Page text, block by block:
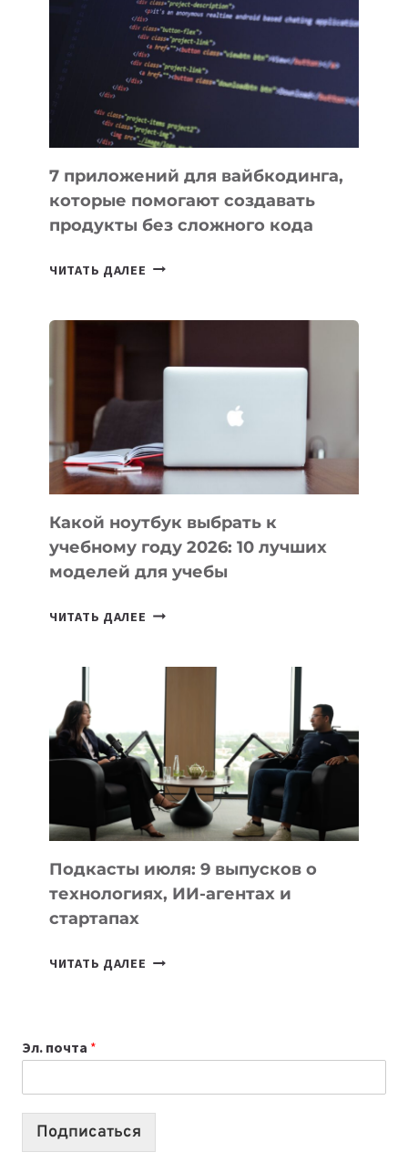
ВЕНЧУРНОМ
ФИНАНСИРОВАНИИ
7 приложений для вайбкодинга,
которые помогают создавать
продукты без сложного кода
ЧИТАТЬ ДАЛЕЕ 7
ПОМОГАЮТ
СОЗДАВАТЬ
БЕЗ
СЛОЖНОГО
КОДА
Какой ноутбук выбрать к
учебному году 2026: 10 лучших
моделей для учебы
ЧИТАТЬ ДАЛЕЕ КАКОЙ
УЧЕБНОМУ
ГОДУ
2026:
10
ЛУЧШИХ
МОДЕЛЕЙ
ДЛЯ
УЧЕБЫ
Подкасты июля: 9 выпусков о
технологиях, ИИ-агентах и
стартапах
ЧИТАТЬ ДАЛЕЕ ПОДКАСТЫ
ИИ-
АГЕНТАХ
Эл. почта *
Подписаться